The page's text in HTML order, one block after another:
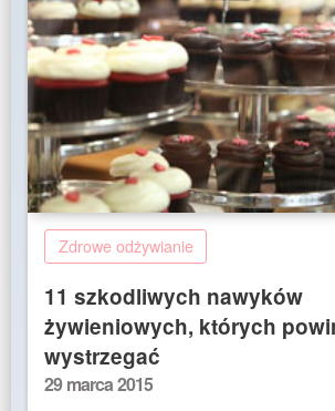
Zdrowe odżywianie
11 szkodliwych nawyków
żywieniowych, których
wystrzegać
Posted
29 marca 2015